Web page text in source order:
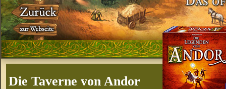
Die Taverne von Andor